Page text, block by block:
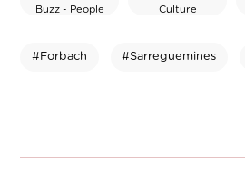
Buzz - People Culture
#Forbach #Sarreguemines